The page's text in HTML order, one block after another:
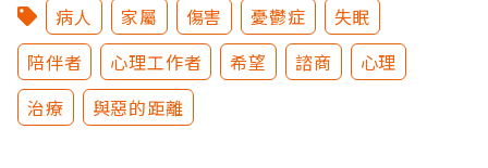
病人 家屬 傷害 憂鬱症
失眠
陪伴者
心理工作者 希望 諮商
心理
治療
與惡的距離